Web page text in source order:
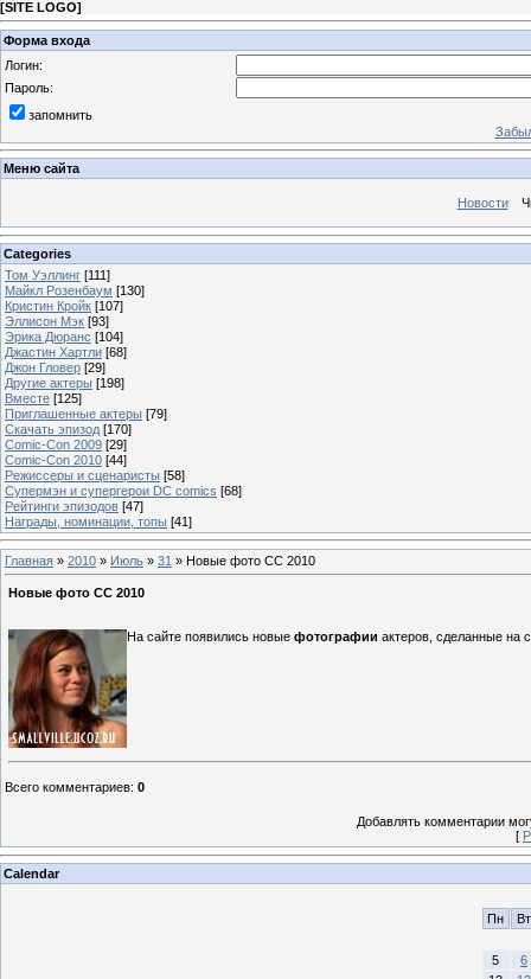
[SITE LOGO]
Форма входа
Логин:
Пароль:
запомнить
Меню сайта
Новости
Categories
Том Уэллинг [111]
Майкл Розенбаум [130]
Кристин Кройк [107]
Эллисон Мэк [93]
Эрика Дюранс [104]
Джастин Хартли [68]
Джон Гловер [29]
Другие актеры [198]
Вместе [125]
Приглашенные актеры [79]
Скачать эпизод [170]
Comic-Con 2009 [29]
Comic-Con 2010 [44]
Режиссеры и сценаристы [58]
Супермэн и супергерои DC comics [68]
Рейтинги эпизодов [47]
Награды, номинации, топы [41]
Главная » 2010 » Июль » 31 » Новые фото СС 2010
Новые фото СС 2010
На сайте появились новые фотографии актеров, сделанные на
Всего комментариев: 0
Добавлять комментарии
[
Calendar
Пн Вт
5
6